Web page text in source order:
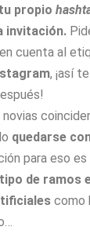
propio
invitación.
cuenta al
, ¡así
quedarse
para eso es
de ramos
como